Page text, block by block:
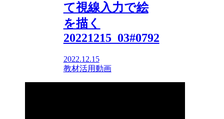
て視線入力で絵
を描く
20221215_03#0792
2022.12.15
教材活用動画